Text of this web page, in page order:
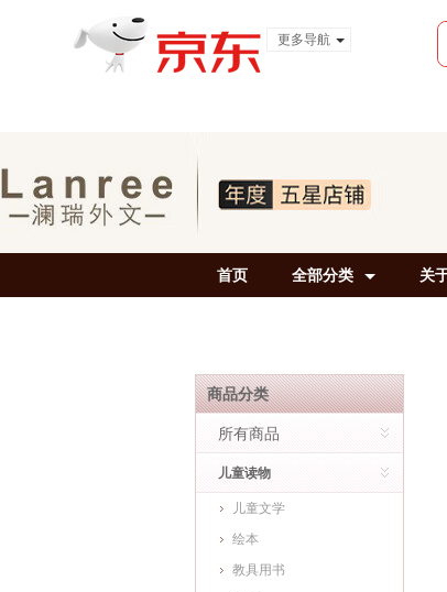
更多导航
首页 全部分类 关
商品分类
所有商品
儿童读物
儿童文学
绘本
教具用书